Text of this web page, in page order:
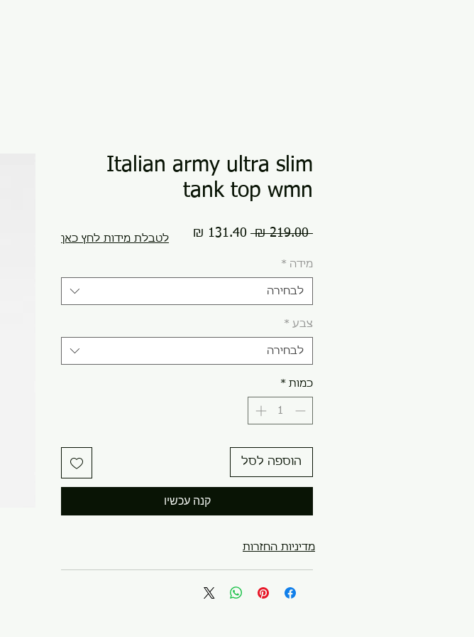
Italian army ultra slim
tank top wmn
‏219.00 ‏₪
מחיר
מחיר
מידה *
לבחירה
צבע *
לבחירה
כמות *
הוספה לסל
קנה עכשיו
מדיניות החזרות
לטבלת מידות לחץ כאן